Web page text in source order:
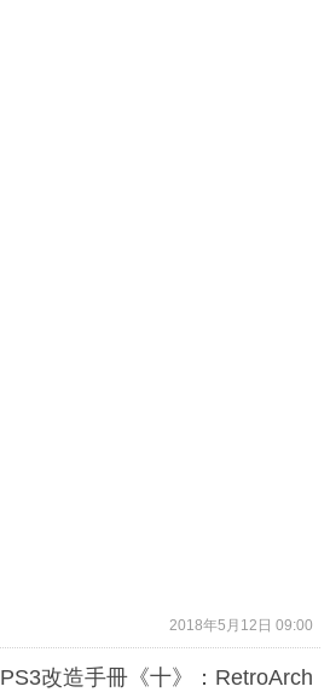
2018年5月12日 09:00
PS3改造手冊《十》：RetroArch